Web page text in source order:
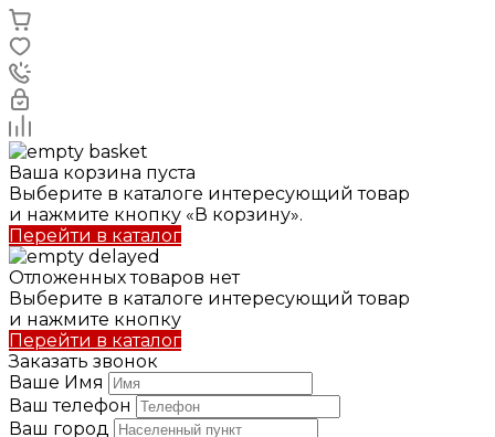
Ваша корзина пуста
Выберите в каталоге интересующий товар
и нажмите кнопку «В корзину».
Перейти в каталог
Отложенных товаров нет
Выберите в каталоге интересующий товар
и нажмите кнопку
Перейти в каталог
Заказать звонок
Ваше Имя
Ваш телефон
Ваш город